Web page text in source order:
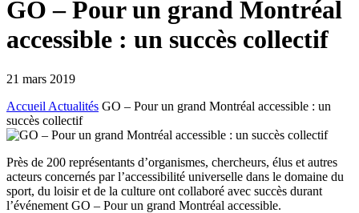
GO – Pour un grand Montréal
accessible : un succès collectif
21 mars 2019
Accueil Actualités GO – Pour un grand Montréal accessible : un
succès collectif
Près de 200 représentants d’organismes, chercheurs, élus et autres
acteurs concernés par l’accessibilité universelle dans le domaine du
sport, du loisir et de la culture ont collaboré avec succès durant
l’événement GO – Pour un grand Montréal accessible.